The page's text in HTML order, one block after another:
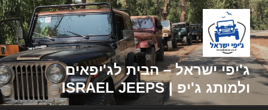
דילוג
לתוכן
ג'יפי ישראל – הבית לג'יפאים
ולמותג ג'יפ | ISRAEL JEEPS